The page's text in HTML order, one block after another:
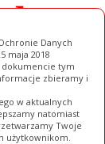
Danych
maja 2018
dokumencie tym
zbieramy i
w aktualnych
natomiast
Twoje
użytkownikom.
Pełna Wersja